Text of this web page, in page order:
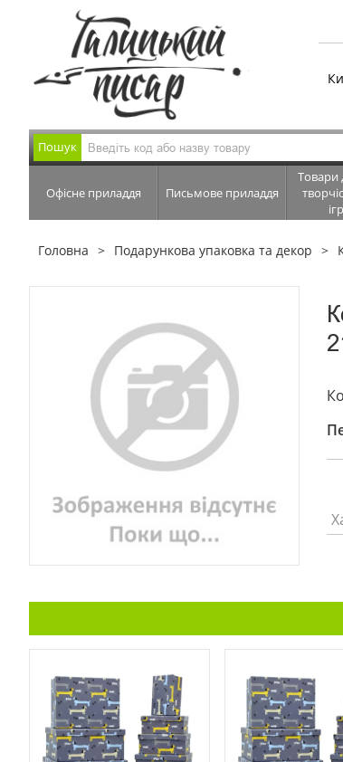
Пошук
Офісне приладдя Письмове приладдя
Товари
Головна Подарункова упаковка та декор